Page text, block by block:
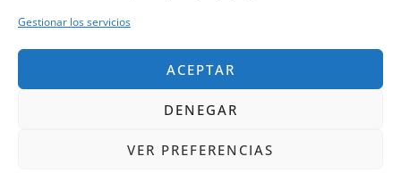
Gestionar los servicios
ACEPTAR
DENEGAR
VER PREFERENCIAS